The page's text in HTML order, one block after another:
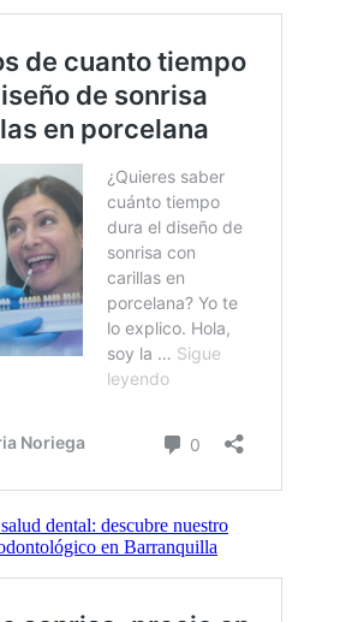
dental: descubre nuestro
en Barranquilla